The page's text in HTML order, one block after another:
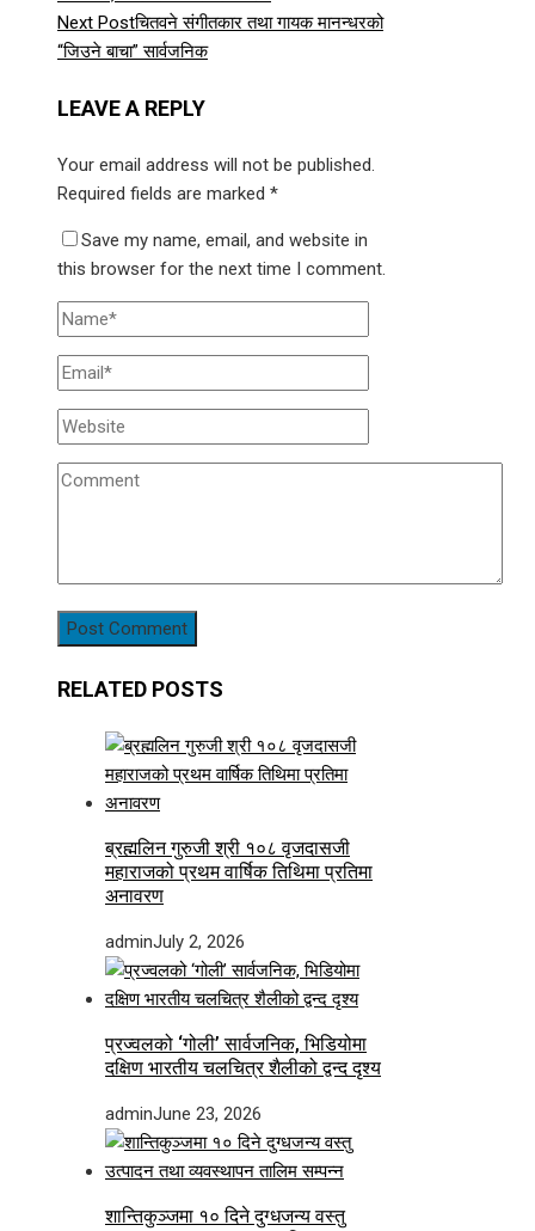
Next Postचितवने संगीतकार तथा गायक मानन्धरको
“जिउने बाचा” सार्वजनिक
LEAVE A REPLY
Your email address will not be published.
Required fields are marked *
Save my name, email, and website in
this browser for the next time I comment.
RELATED POSTS
ब्रह्मलिन गुरुजी श्री १०८ वृजदासजी
महाराजको प्रथम वार्षिक तिथिमा प्रतिमा
अनावरण
adminJuly 2, 2026
प्रज्वलको ‘गोली’ सार्वजनिक, भिडियोमा
दक्षिण भारतीय चलचित्र शैलीको द्वन्द दृश्य
adminJune 23, 2026
शान्तिकुञ्जमा १० दिने दुग्धजन्य वस्तु